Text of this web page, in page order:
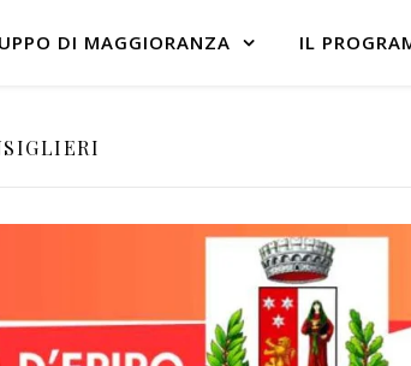
DI MAGGIORANZA IL